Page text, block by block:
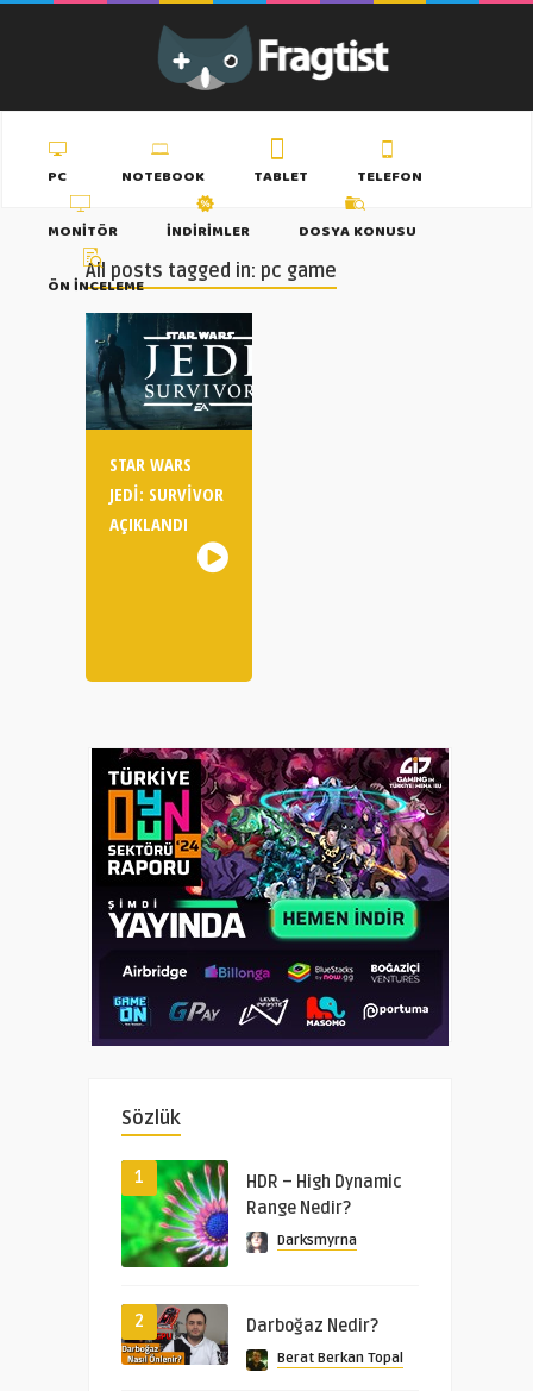
PC NOTEBOOK TABLET
TELEFON
MONITÖR
İNDIRIMLER
DOSYA KONUSU
ÖN İNCELEME
All posts tagged in: pc game
STAR WARS
JEDI: SURVIVOR
AÇIKLANDI
Sözlük
1
HDR – High Dynamic
Range Nedir?
Darksmyrna
2 Darboğaz Nedir?
Berat Berkan Topal